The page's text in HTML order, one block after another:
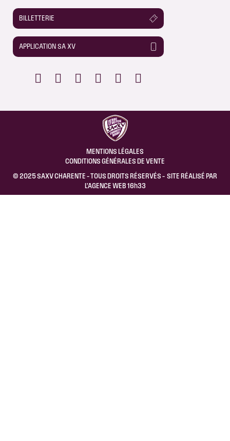
BILLETTERIE
APPLICATION SA XV
MENTIONS LÉGALES
CONDITIONS GÉNÉRALES DE VENTE
© 2025 SAXV CHARENTE – TOUS DROITS RÉSERVÉS – SITE RÉALISÉ PAR
L’AGENCE WEB 16h33